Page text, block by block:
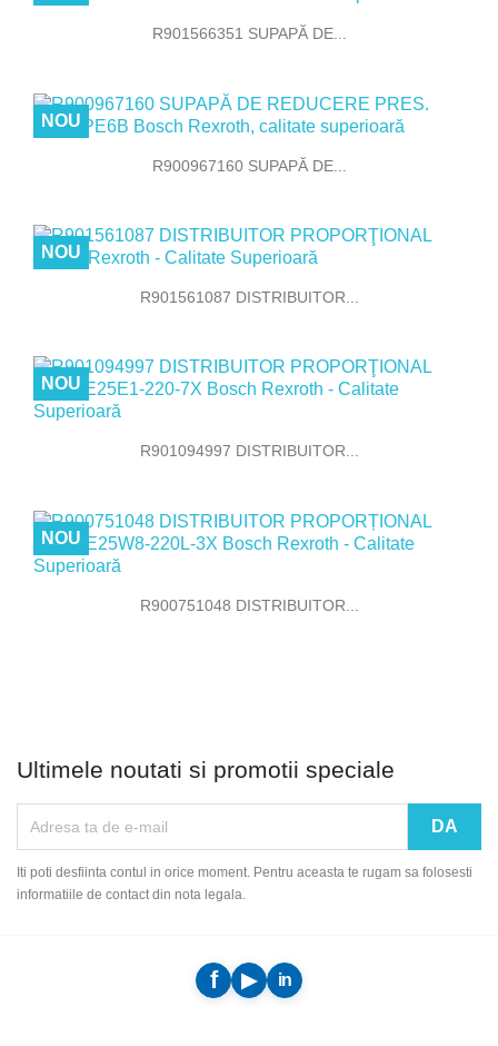
R901566351 SUPAPĂ DE...
R900967160 SUPAPĂ DE...
NOU
R901561087 DISTRIBUITOR...
NOU
R901094997 DISTRIBUITOR...
NOU
R900751048 DISTRIBUITOR...
NOU
Ultimele noutati si promotii speciale
Iti poti desfiinta contul in orice moment. Pentru aceasta te rugam sa folosesti
informatiile de contact din nota legala.